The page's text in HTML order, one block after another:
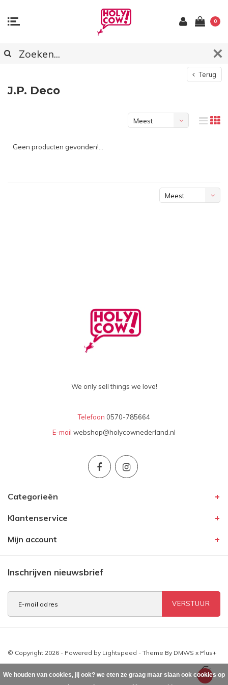
0
Terug
J.P. Deco
Meest
Geen producten gevonden!...
Meest
We only sell things we love!
Telefoon 0570-785664
E-mail webshop@holycownederland.nl
Categorieën
Klantenservice
Mijn account
Inschrijven nieuwsbrief
VERSTUUR
© Copyright 2026 - Powered by Lightspeed - Theme By DMWS x Plus+
We houden van cookies, jij ook? we eten ze graag maar slaan ook cookies op